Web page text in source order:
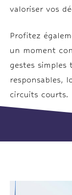
valoriser vos
Profitez
un moment
gestes
responsables,
circuits courts.